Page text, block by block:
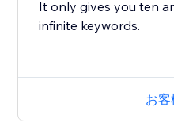
It only gives you ten
infinite keywords.
お